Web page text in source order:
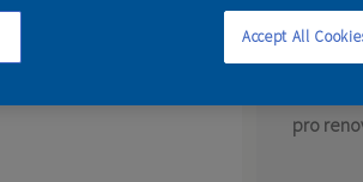
Barva
pro
Accept All